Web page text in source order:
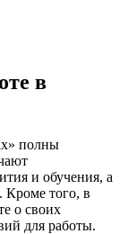
в
полны
и обучения, а
Кроме того, в
о своих
для работы.